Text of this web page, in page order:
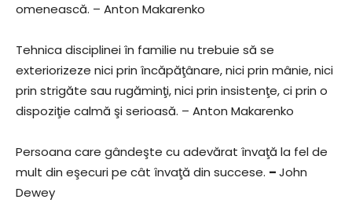
omenească. – Anton Makarenko
Tehnica disciplinei în familie nu trebuie să se
exteriorizeze nici prin încăpăţânare, nici prin mânie, nici
prin strigăte sau rugăminţi, nici prin insistenţe, ci prin o
dispoziţie calmă şi serioasă. – Anton Makarenko
Persoana care gândeşte cu adevărat învaţă la fel de
mult din eşecuri pe cât învaţă din succese. –John
Dewey